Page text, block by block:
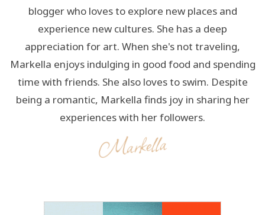
blogger who loves to explore new places and
experience new cultures. She has a deep
appreciation for art. When she's not traveling,
Markella enjoys indulging in good food and spending
time with friends. She also loves to swim. Despite
being a romantic, Markella finds joy in sharing her
experiences with her followers.